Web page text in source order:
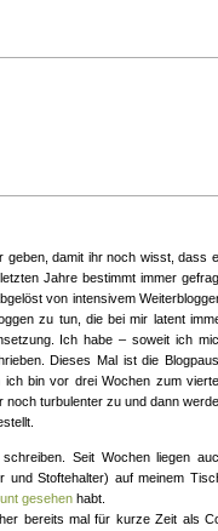
geben, damit ihr noch wisst, dass
Jahre bestimmt immer
von intensivem
zu tun, die bei mir latent
Ich habe – soweit ich
Dieses Mal ist die
bin vor drei Wochen zum
noch turbulenter zu und dann
Seit Wochen liegen
und Stoftehalter) auf meinem
gesehen habt.
bereits mal für kurze Zeit als